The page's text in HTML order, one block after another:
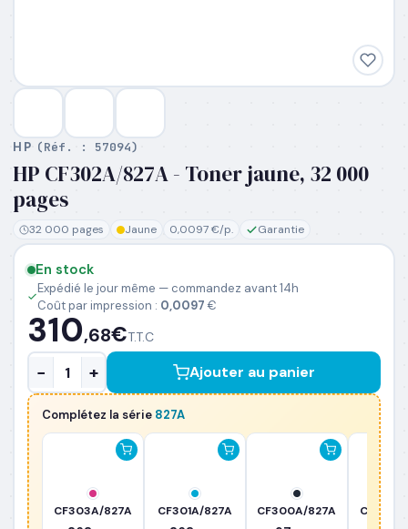
HP (Réf. : 57094)
HP CF302A/827A - Toner jaune, 32 000
pages
32 000 pages Jaune 0,0097 €/p. Garantie
En stock
Expédié le jour même — commandez avant 14h
Coût par impression : 0,0097€
310,68€T.T.C
− + Ajouter au panier
Complétez la série 827A
CF303A/827A CF301A/827A CF300A/827A
DATE DE PREMIÈRE LIVRAISON SOUHAITÉE
PRÉNOM*
NOM*
EMAIL PROFESSIONNEL *
TÉLÉPHONE
SOCIÉTÉ
PRÉCISEZ VOS BESOINS (OPTIONNEL)